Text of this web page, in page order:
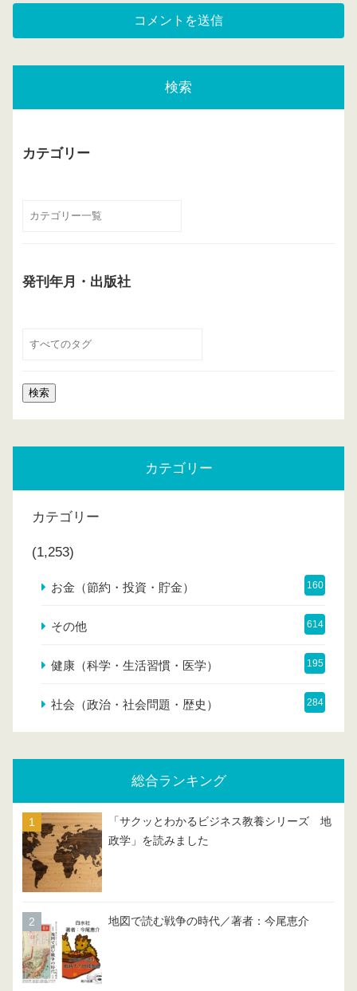
検索
カテゴリー
発刊年月・出版社
カテゴリー
カテゴリー
(1,253)
お金（節約・投資・貯金） 160
その他 614
健康（科学・生活習慣・医学） 195
社会（政治・社会問題・歴史） 284
総合ランキング
「サクッとわかるビジネス教養シリーズ 地
政学」を読みました
地図で読む戦争の時代／著者：今尾恵介